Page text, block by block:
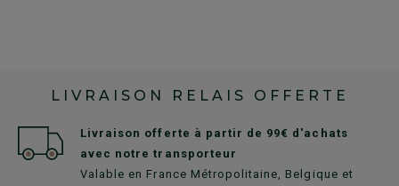
LIVRAISON RELAIS OFFERTE
Livraison offerte à partir de 99€ d'achats
avec notre transporteur
Valable en France Métropolitaine, Belgique et